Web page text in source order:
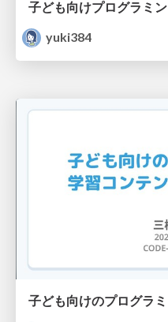
yuki384